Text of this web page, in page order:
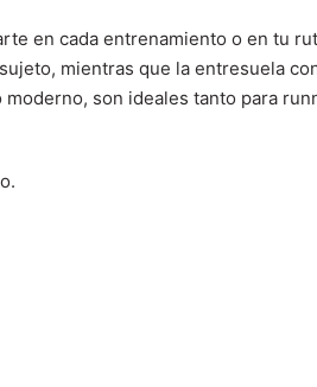
en cada entrenamiento o en tu
mientras que la entresuela
son ideales tanto para